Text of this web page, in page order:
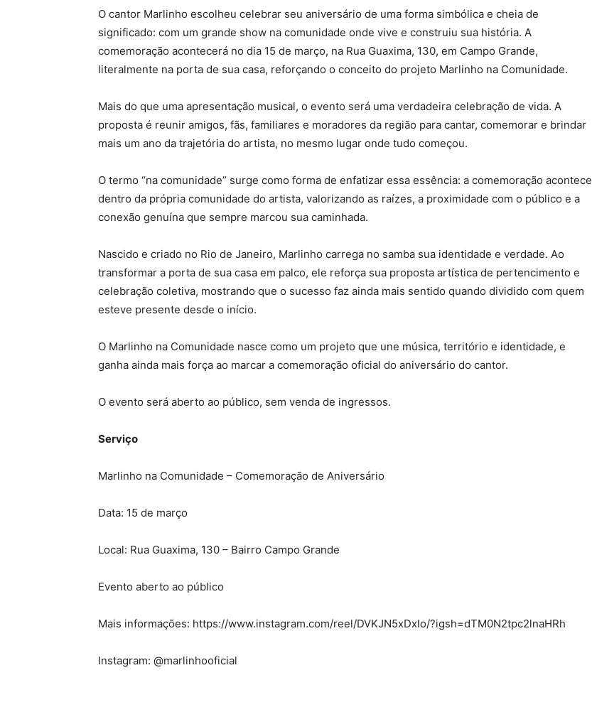
O cantor Marlinho escolheu celebrar seu aniversário de uma forma simbólica e cheia de
significado: com um grande show na comunidade onde vive e construiu sua história. A
comemoração acontecerá no dia 15 de março, na Rua Guaxima, 130, em Campo Grande,
literalmente na porta de sua casa, reforçando o conceito do projeto Marlinho na Comunidade.
Mais do que uma apresentação musical, o evento será uma verdadeira celebração de vida. A
proposta é reunir amigos, fãs, familiares e moradores da região para cantar, comemorar e brindar
mais um ano da trajetória do artista, no mesmo lugar onde tudo começou.
O termo “na comunidade” surge como forma de enfatizar essa essência: a comemoração acontece
dentro da própria comunidade do artista, valorizando as raízes, a proximidade com o público e a
conexão genuína que sempre marcou sua caminhada.
Nascido e criado no Rio de Janeiro, Marlinho carrega no samba sua identidade e verdade. Ao
transformar a porta de sua casa em palco, ele reforça sua proposta artística de pertencimento e
celebração coletiva, mostrando que o sucesso faz ainda mais sentido quando dividido com quem
esteve presente desde o início.
O Marlinho na Comunidade nasce como um projeto que une música, território e identidade, e
ganha ainda mais força ao marcar a comemoração oficial do aniversário do cantor.
O evento será aberto ao público, sem venda de ingressos.
Serviço
Marlinho na Comunidade – Comemoração de Aniversário
Data: 15 de março
Local: Rua Guaxima, 130 – Bairro Campo Grande
Evento aberto ao público
Mais informações: https://www.instagram.com/reel/DVKJN5xDxIo/?igsh=dTM0N2tpc2lnaHRh
Instagram: @marlinhooficial